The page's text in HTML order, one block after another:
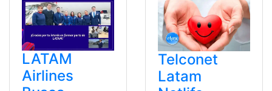
LATAM
Airlines
Telconet
Latam